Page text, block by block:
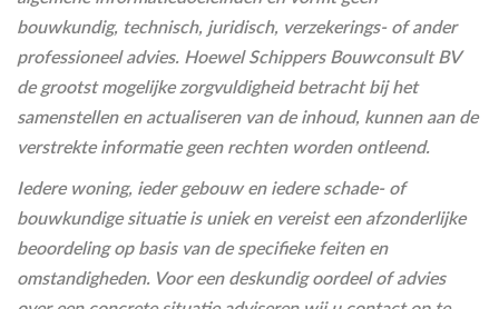
bouwkundig, technisch, juridisch, verzekerings- of ander
professioneel advies. Hoewel Schippers Bouwconsult BV
de grootst mogelijke zorgvuldigheid betracht bij het
samenstellen en actualiseren van de inhoud, kunnen aan de
verstrekte informatie geen rechten worden ontleend.
Iedere woning, ieder gebouw en iedere schade- of
bouwkundige situatie is uniek en vereist een afzonderlijke
beoordeling op basis van de specifieke feiten en
omstandigheden. Voor een deskundig oordeel of advies